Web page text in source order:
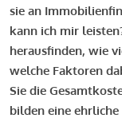
sie an
kann ich mir
herausfinden, wie
welche Faktoren
Sie die
bilden eine